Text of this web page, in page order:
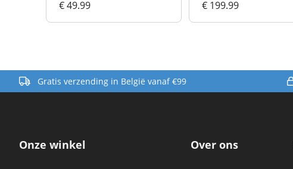
€ 49.99 € 199.99
Gratis verzending in België vanaf €99
Onze winkel Over ons